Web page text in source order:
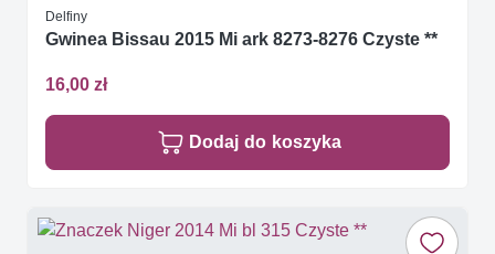
Delfiny
Gwinea Bissau 2015 Mi ark 8273-8276 Czyste **
16,00 zł
Dodaj do koszyka